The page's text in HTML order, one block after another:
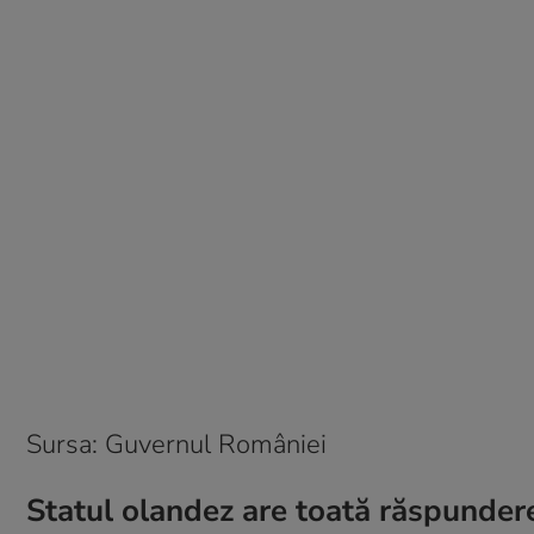
Sursa: Guvernul României
Statul olandez are toată